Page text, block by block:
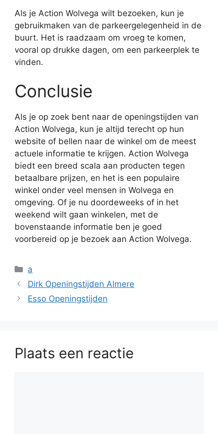
Als je Action Wolvega wilt bezoeken, kun je
gebruikmaken van de parkeergelegenheid in de
buurt. Het is raadzaam om vroeg te komen,
vooral op drukke dagen, om een parkeerplek te
vinden.
Conclusie
Als je op zoek bent naar de openingstijden van
Action Wolvega, kun je altijd terecht op hun
website of bellen naar de winkel om de meest
actuele informatie te krijgen. Action Wolvega
biedt een breed scala aan producten tegen
betaalbare prijzen, en het is een populaire
winkel onder veel mensen in Wolvega en
omgeving. Of je nu doordeweeks of in het
weekend wilt gaan winkelen, met de
bovenstaande informatie ben je goed
voorbereid op je bezoek aan Action Wolvega.
Categorieën
a
Dirk Openingstijden Almere
Esso Openingstijden
Plaats een reactie